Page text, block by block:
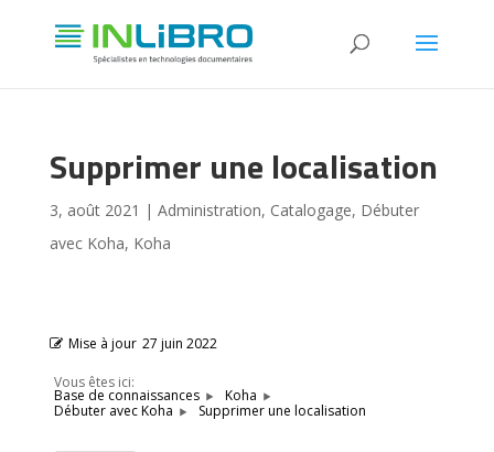
Supprimer une localisation
3, août 2021 | Administration, Catalogage, Débuter
avec Koha, Koha
Mise à jour 27 juin 2022
Vous êtes ici:
Base de connaissances
Koha
Débuter avec Koha
Supprimer une localisation